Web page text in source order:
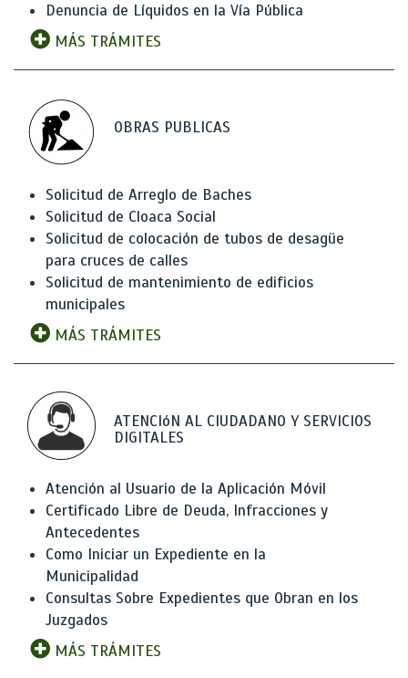
Denuncia de Líquidos en la Vía Pública
MÁS TRÁMITES
OBRAS PUBLICAS
Solicitud de Arreglo de Baches
Solicitud de Cloaca Social
Solicitud de colocación de tubos de desagüe
para cruces de calles
Solicitud de mantenimiento de edificios
municipales
MÁS TRÁMITES
ATENCIóN AL CIUDADANO Y SERVICIOS
DIGITALES
Atención al Usuario de la Aplicación Móvil
Certificado Libre de Deuda, Infracciones y
Antecedentes
Como Iniciar un Expediente en la
Municipalidad
Consultas Sobre Expedientes que Obran en los
Juzgados
MÁS TRÁMITES